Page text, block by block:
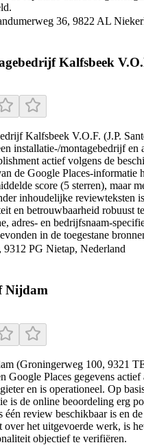
36, 9822 AL
Kalfsbeek
Kalfsbeek V.O.F. (J.P.
installatie-/montagebedrijf en
actief volgens de
de Google Places-informatie
score (5 sterren), maar
inhoudelijke reviewteksten
en betrouwbaarheid robuust te
adres- en bedrijfsnaam-
in de toegestane
9312 PG Nietap, Nederland
Nijdam
(Groningerweg 100, 9321
Google Places gegevens actief
en is operationeel. Op
is de online beoordeling erg
één review beschikbaar is en
over het uitgevoerde werk, is
objectief te verifiëren.